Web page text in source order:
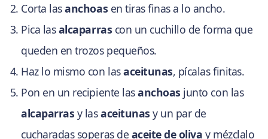
Corta lasanchoas en tiras finas a lo ancho.
Pica lasalcaparras con un cuchillo de forma que
queden en trozos pequeños.
Haz lo mismo con lasaceitunas, pícalas finitas.
Pon en un recipiente lasanchoas junto con las
alcaparras y lasaceitunas y un par de
cucharadas soperas de aceite de oliva y mézclalo